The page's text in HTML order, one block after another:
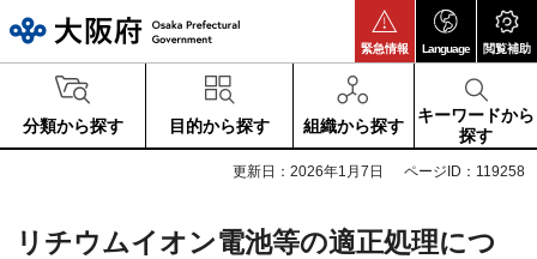
緊急情報 Language 閲覧補助
分類から探す 目的から探す 組織から探す
キーワードから
探す
更新日：2026年1月7日 ページID：119258
リチウムイオン電池等の適正処理につ